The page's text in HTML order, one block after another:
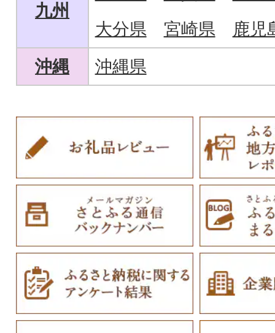
九州
大分県
宮崎県
鹿児
沖縄
沖縄県